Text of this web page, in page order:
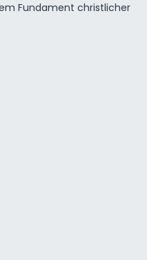
Fundament christlicher